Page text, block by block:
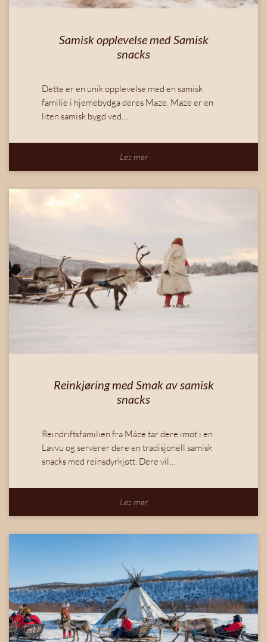
Samisk opplevelse med Samisk
snacks
Dette er en unik opplevelse med en samisk
familie i hjemebydga deres Maze. Maze er en
liten samisk bygd ved…
Les mer
Reinkjøring med Smak av samisk
snacks
Reindriftsfamilien fra Máze tar dere imot i en
Lavvu og serverer dere en tradisjonell samisk
snacks med reinsdyrkjøtt. Dere vil…
Les mer